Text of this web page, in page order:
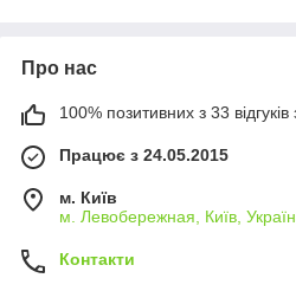
Про нас
100% позитивних з 33 відгуків
Працює з 24.05.2015
м. Київ
м. Левобережная, Київ,
Контакти